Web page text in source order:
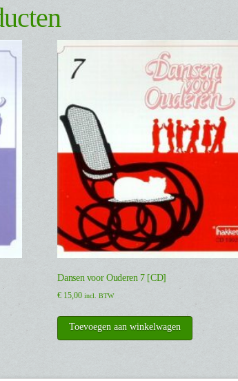
Dansen voor Ouderen 7 [CD]
€ 15,00 incl. BTW
Toevoegen aan winkelwagen